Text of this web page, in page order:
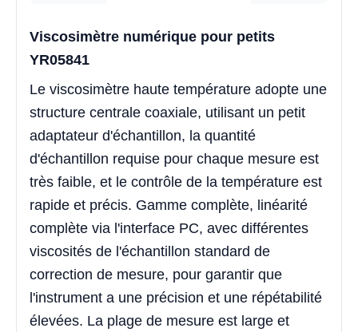
Viscosimètre numérique pour petits
YR05841
Le viscosimètre haute température adopte une
structure centrale coaxiale, utilisant un petit
adaptateur d'échantillon, la quantité
d'échantillon requise pour chaque mesure est
très faible, et le contrôle de la température est
rapide et précis. Gamme complète, linéarité
complète via l'interface PC, avec différentes
viscosités de l'échantillon standard de
correction de mesure, pour garantir que
l'instrument a une précision et une répétabilité
élevées. La plage de mesure est large et